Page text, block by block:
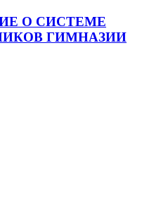
О СИСТЕМЕ
ГИМНАЗИИ